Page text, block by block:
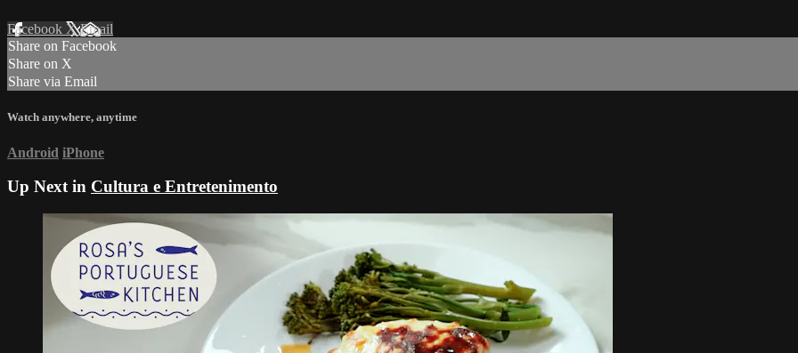
Facebook XEmail
Share on Facebook
Share on X
Share via Email
Watch anywhere, anytime
Android iPhone
Up Next in Cultura e Entretenimento